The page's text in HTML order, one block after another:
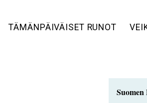
TÄMÄNPÄIVÄISET RUNOT